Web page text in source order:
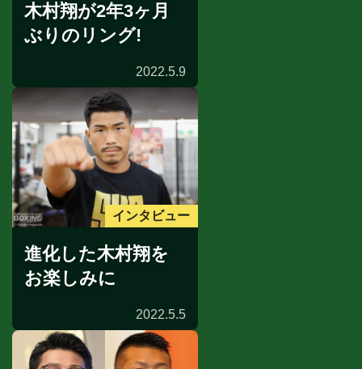
木村翔が2年3ヶ月
ぶりのリング!
2022.5.9
インタビュー
進化した木村翔を
お楽しみに
2022.5.5